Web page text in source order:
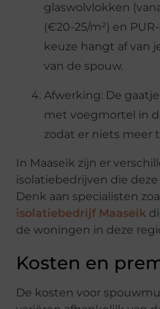
glaswolvlokken
(€20-25/m²) en
keuze hangt af van
van de spouw.
Afwerking: De
met voegmortel in
zodat er niets meer
In Maaseik zijn er
isolatiebedrijven die
Denk aan specialisten
isolatiebedrijf Maaseik
de woningen in deze
Kosten en
De kosten voor